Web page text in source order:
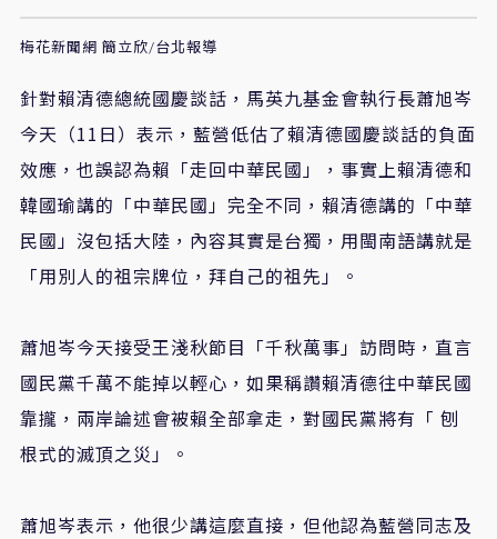
梅花新聞網 簡立欣/台北報導
針對賴清德總統國慶談話，馬英九基金會執行長蕭旭岑
今天（11日）表示，藍營低估了賴清德國慶談話的負面
效應，也誤認為賴「走回中華民國」，事實上賴清德和
韓國瑜講的「中華民國」完全不同，賴清德講的「中華
民國」沒包括大陸，內容其實是台獨，用閩南語講就是
「用別人的祖宗牌位，拜自己的祖先」。
蕭旭岑今天接受王淺秋節目「千秋萬事」訪問時，直言
國民黨千萬不能掉以輕心，如果稱讚賴清德往中華民國
靠攏，兩岸論述會被賴全部拿走，對國民黨將有「 刨
根式的滅頂之災」。
蕭旭岑表示，他很少講這麼直接，但他認為藍營同志及